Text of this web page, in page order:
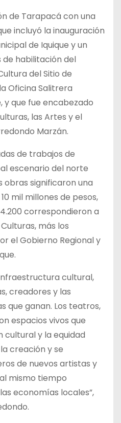
de Tarapacá con una
incluyó la inauguración
de Iquique y un
habilitación del
del Sitio de
Oficina Salitrera
y que fue encabezado
las Artes y el
Marzán.
de trabajos de
escenario del norte
obras significaron una
mil millones de pesos,
correspondieron a
más los
el Gobierno Regional y
cultural,
creadores y las
que ganan. Los teatros,
espacios vivos que
y la equidad
creación y se
de nuevos artistas y
mismo tiempo
economías locales”,